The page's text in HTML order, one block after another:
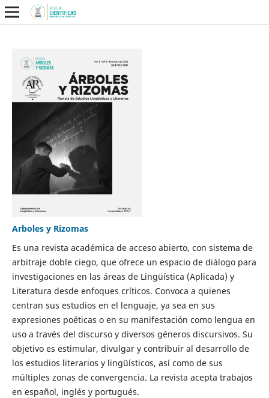
Arboles y Rizomas
Es una revista académica de acceso abierto, con sistema de
arbitraje doble ciego, que ofrece un espacio de diálogo para
investigaciones en las áreas de Lingüística (Aplicada) y
Literatura desde enfoques críticos. Convoca a quienes
centran sus estudios en el lenguaje, ya sea en sus
expresiones poéticas o en su manifestación como lengua en
uso a través del discurso y diversos géneros discursivos. Su
objetivo es estimular, divulgar y contribuir al desarrollo de
los estudios literarios y lingüísticos, así como de sus
múltiples zonas de convergencia. La revista acepta trabajos
en español, inglés y portugués.